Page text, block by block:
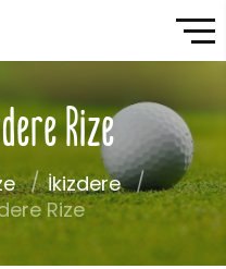
Rize
İkizdere
Rize